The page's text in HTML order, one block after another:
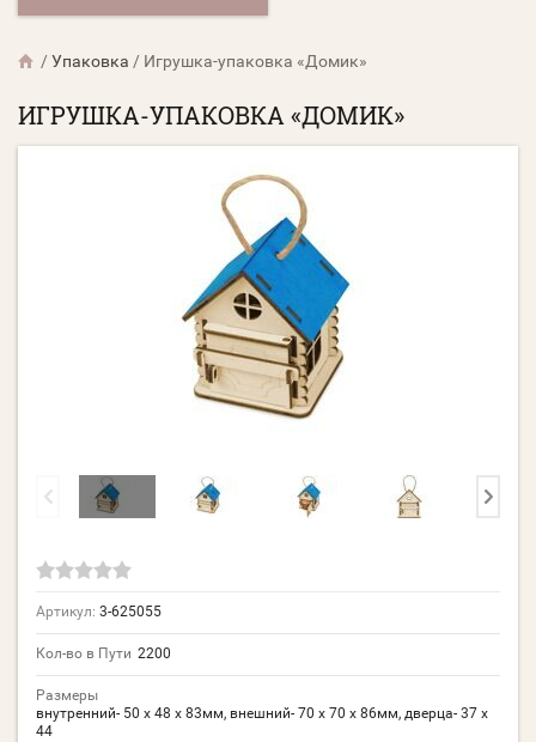
/Упаковка / Игрушка-упаковка «Домик»
ИГРУШКА-УПАКОВКА «ДОМИК»
Артикул: 3-625055
Кол-во в Пути 2200
Размеры
внутренний- 50 х 48 х 83мм, внешний- 70 х 70 х 86мм, дверца- 37 х
44